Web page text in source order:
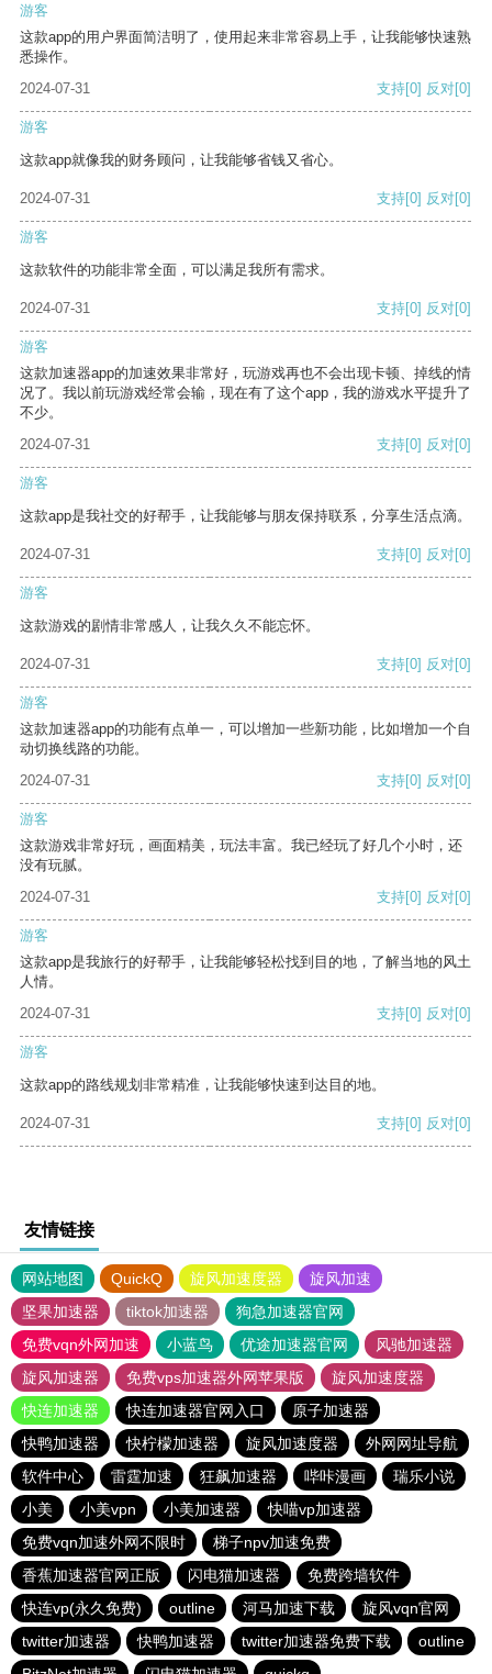
游客
这款app的用户界面简洁明了，使用起来非常容易上手，让我能够快速熟
悉操作。
2024-07-31
支持[0] 反对[0]
游客
这款app就像我的财务顾问，让我能够省钱又省心。
2024-07-31 支持[0] 反对[0]
游客
这款软件的功能非常全面，可以满足我所有需求。
2024-07-31 支持[0] 反对[0]
游客
这款加速器app的加速效果非常好，玩游戏再也不会出现卡顿、掉线的情
况了。我以前玩游戏经常会输，现在有了这个app，我的游戏水平提升了
不少。
2024-07-31
支持[0] 反对[0]
游客
这款app是我社交的好帮手，让我能够与朋友保持联系，分享生活点滴。
2024-07-31 支持[0] 反对[0]
游客
这款游戏的剧情非常感人，让我久久不能忘怀。
2024-07-31 支持[0] 反对[0]
游客
这款加速器app的功能有点单一，可以增加一些新功能，比如增加一个自
动切换线路的功能。
2024-07-31
支持[0] 反对[0]
游客
这款游戏非常好玩，画面精美，玩法丰富。我已经玩了好几个小时，还
没有玩腻。
2024-07-31
支持[0] 反对[0]
游客
这款app是我旅行的好帮手，让我能够轻松找到目的地，了解当地的风土
人情。
2024-07-31
支持[0] 反对[0]
游客
这款app的路线规划非常精准，让我能够快速到达目的地。
2024-07-31 支持[0] 反对[0]
友情链接
网站地图 QuickQ 旋风加速度器
旋风加速
坚果加速器
tiktok加速器
狗急加速器官网
免费vqn外网加速
小蓝鸟 优途加速器官网
风驰加速器
旋风加速器
免费vps加速器外网苹果版
旋风加速度器
快连加速器
快连加速器官网入口
原子加速器
快鸭加速器
快柠檬加速器 旋风加速度器
外网网址导航
软件中心
雷霆加速 狂飙加速器 哔咔漫画
瑞乐小说
小美
小美vpn 小美加速器
快喵vp加速器
免费vqn加速外网不限时
梯子npv加速免费
香蕉加速器官网正版
闪电猫加速器
免费跨墙软件
快连vp(永久免费)
outline 河马加速下载
旋风vqn官网
twitter加速器
快鸭加速器 twitter加速器免费下载
outline